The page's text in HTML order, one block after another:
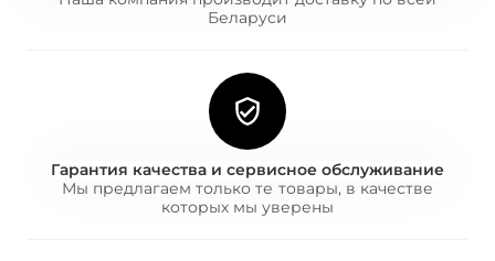
Беларуси
Гарантия качества и сервисное обслуживание
Мы предлагаем только те товары, в качестве
которых мы уверены